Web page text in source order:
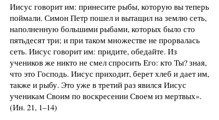
Иисус говорит им: принесите рыбы, которую вы теперь
поймали. Симон Петр пошел и вытащил на землю сеть,
наполненную большими рыбами, которых было сто
пятьдесят три; и при таком множестве не прорвалась
сеть. Иисус говорит им: придите, обедайте. Из
учеников же никто не смел спросить Его: кто Ты? зная,
что это Господь. Иисус приходит, берет хлеб и дает им,
также и рыбу. Это уже в третий раз явился Иисус
ученикам Своим по воскресении Своем из мертвых».
(Ин. 21, 1–14)